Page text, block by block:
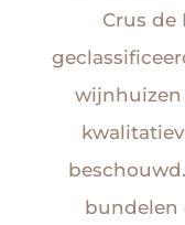
Crus de
wijnhuizen
bundelen